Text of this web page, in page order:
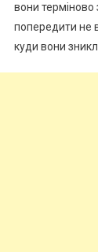
вони терміново
попередити не
куди вони